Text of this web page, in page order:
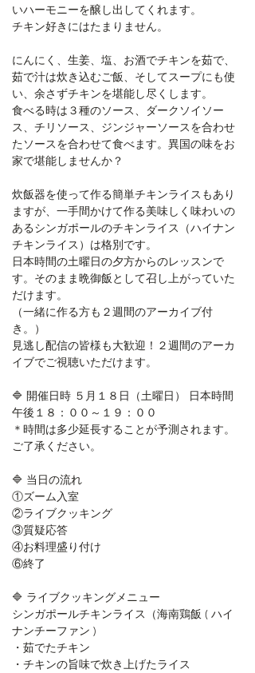
いハーモニーを醸し出してくれます。
チキン好きにはたまりません。
にんにく、生姜、塩、お酒でチキンを茹で、
茹で汁は炊き込むご飯、そしてスープにも使
い、余さずチキンを堪能し尽くします。
食べる時は３種のソース、ダークソイソー
ス、チリソース、ジンジャーソースを合わせ
たソースを合わせて食べます。異国の味をお
家で堪能しませんか？
炊飯器を使って作る簡単チキンライスもあり
ますが、一手間かけて作る美味しく味わいの
あるシンガポールのチキンライス（ハイナン
チキンライス）は格別です。
日本時間の土曜日の夕方からのレッスンで
す。そのまま晩御飯として召し上がっていた
だけます。
（一緒に作る方も２週間のアーカイブ付
き。）
見逃し配信の皆様も大歓迎！２週間のアーカ
イブでご視聴いただけます。
🔷 開催日時 ５月１８日（土曜日） 日本時間
午後１８：００～１９：００
＊時間は多少延長することが予測されます。
ご了承ください。
🔷 当日の流れ
①ズーム入室
②ライブクッキング
③質疑応答
④お料理盛り付け
⑥終了
🔷 ライブクッキングメニュー
シンガポールチキンライス（海南鶏飯 ( ハイ
ナンチーファン )
・茹でたチキン
・チキンの旨味で炊き上げたライス